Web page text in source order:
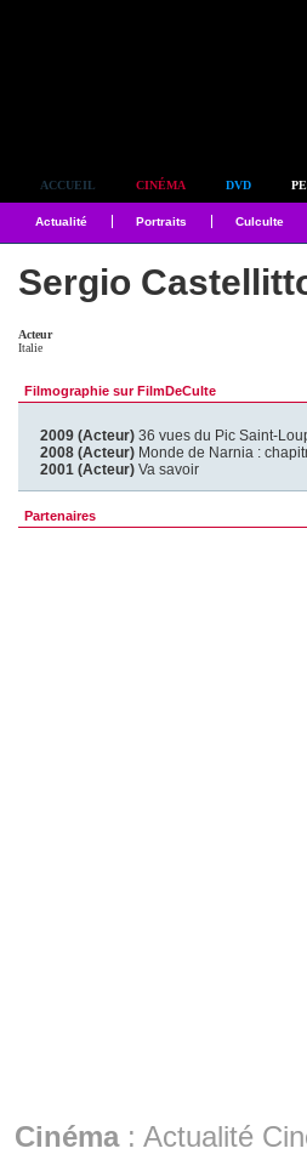
ACCUEIL CINÉMA DVD
Actualité Portraits Culculte
Sergio
Acteur
Italie
Filmographie sur FilmDeCulte
2009 (Acteur) 36 vues du Pic Saint-
2008 (Acteur) Monde de Narnia :
2001 (Acteur) Va savoir
Partenaires
Cinéma: Actualité